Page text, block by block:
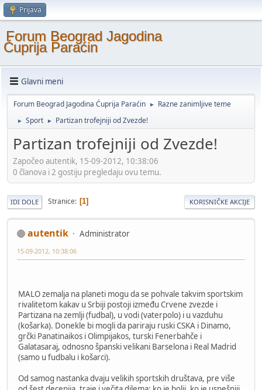
Prijava
Forum Beograd Jagodina
Ćuprija Paraćin
Glavni meni
Forum Beograd Jagodina Ćuprija Paraćin ► Razne zanimljive teme
► Sport ► Partizan trofejniji od Zvezde!
Partizan trofejniji od Zvezde!
Započeo autentik, 15-09-2012, 10:38:06
0 članova i 2 gostiju pregledaju ovu temu.
IDI DOLE Stranice 1 KORISNIČKE AKCIJE
autentik Administrator
15-09-2012, 10:38:06
MALO zemalja na planeti mogu da se pohvale takvim sportskim
rivalitetom kakav u Srbiji postoji između Crvene zvezde i
Partizana na zemlji (fudbal), u vodi (vaterpolo) i u vazduhu
(košarka). Donekle bi mogli da pariraju ruski CSKA i Dinamo,
grčki Panatinaikos i Olimpijakos, turski Fenerbahče i
Galatasaraj, odnosno španski velikani Barselona i Real Madrid
(samo u fudbalu i košarci).
Od samog nastanka dvaju velikih sportskih društava, pre više